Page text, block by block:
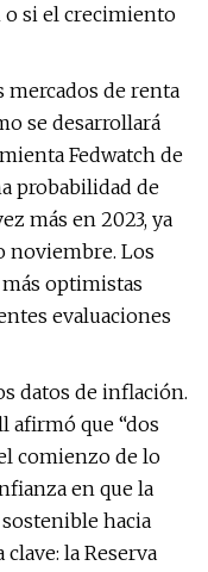
o si el crecimiento
mercados de renta
se desarrollará
Fedwatch de
probabilidad de
más en 2023, ya
noviembre. Los
optimistas
evaluaciones
datos de inflación.
afirmó que “dos
comienzo de lo
en que la
hacia
la Reserva